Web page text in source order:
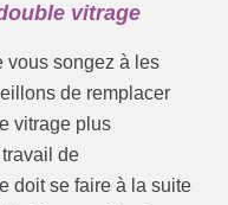
vitrage
vous songez à les
de remplacer
vitrage plus
travail de
doit se faire à la suite